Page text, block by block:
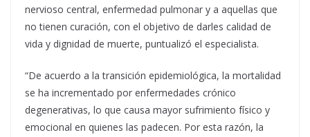
nervioso central, enfermedad pulmonar y a aquellas que
no tienen curación, con el objetivo de darles calidad de
vida y dignidad de muerte, puntualizó el especialista.
“De acuerdo a la transición epidemiológica, la mortalidad
se ha incrementado por enfermedades crónico
degenerativas, lo que causa mayor sufrimiento físico y
emocional en quienes las padecen. Por esta razón, la